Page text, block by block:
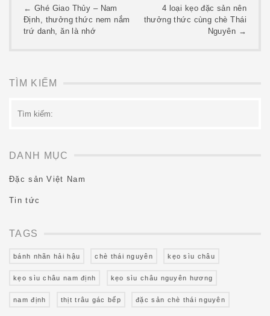
Post
navigation
← Ghé Giao Thủy – Nam
Định, thưởng thức nem nắm
trứ danh, ăn là nhớ
4 loại kẹo đặc sản nên
thưởng thức cùng chè Thái
Nguyên →
TÌM KIẾM
kiếm:
DANH MỤC
Đặc sản Việt Nam
Tin tức
TAGS
bánh nhãn hải hậu chè thái nguyên kẹo sìu châu
kẹo sìu châu nam định kẹo sìu châu nguyên hương
nam định thịt trâu gác bếp đặc sản chè thái nguyên